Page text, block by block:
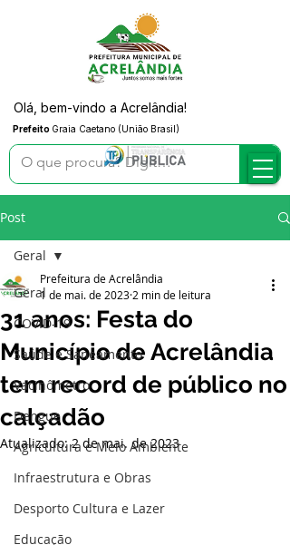
Prefeito Graia Caetano (União Brasil)
Olá, bem-vindo a Acrelândia!
Post
Geral
COVID-19
Saúde e Saneamento
Vacinômetro
Dengue
Agricultura e Meio Ambiente
Infraestrutura e Obras
Desporto Cultura e Lazer
Educação
Geral
31 anos: Festa do
Município de Acrelândia
tem record de público no
calçadão
Prefeitura de Acrelândia
1 de mai. de 2023 2 min de leitura
Atualizado:2 de mai. de 2023